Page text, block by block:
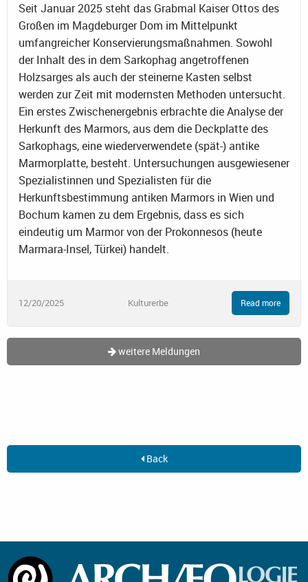
Seit Januar 2025 steht das Grabmal Kaiser Ottos des
Großen im Magdeburger Dom im Mittelpunkt
umfangreicher Konservierungsmaßnahmen. Sowohl
der Inhalt des in dem Sarkophag angetroffenen
Holzsarges als auch der steinerne Kasten selbst
werden zur Zeit mit modernsten Methoden untersucht.
Ein erstes Zwischenergebnis erbrachte die Analyse der
Herkunft des Marmors, aus dem die Deckplatte des
Sarkophags, eine wiederverwendete (spät-) antike
Marmorplatte, besteht. Untersuchungen ausgewiesener
Spezialistinnen und Spezialisten für die
Herkunftsbestimmung antiken Marmors in Wien und
Bochum kamen zu dem Ergebnis, dass es sich
eindeutig um Marmor von der Prokonnesos (heute
Marmara-Insel, Türkei) handelt.
12/20/2025 Kulturerbe Read more
weitere Meldungen
Back